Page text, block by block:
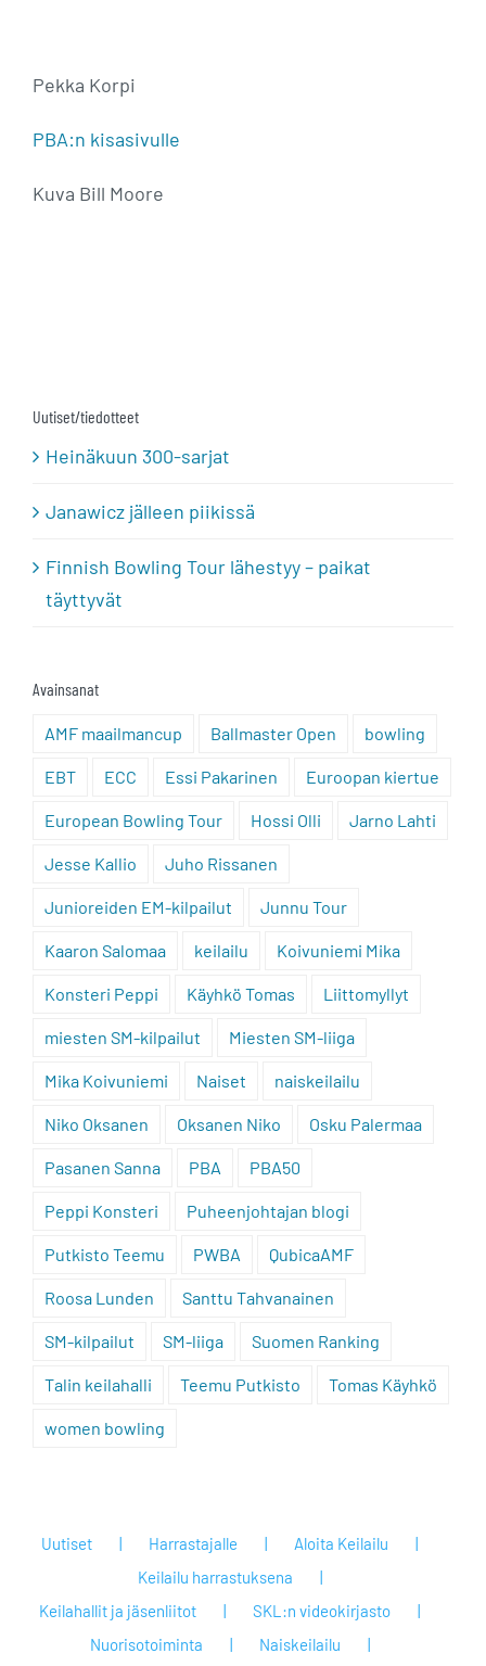
Pekka Korpi
PBA:n kisasivulle
Kuva Bill Moore
Uutiset/tiedotteet
Heinäkuun 300-sarjat
Janawicz jälleen piikissä
Finnish Bowling Tour lähestyy – paikat
täyttyvät
Avainsanat
AMF maailmancup Ballmaster Open bowling
EBT ECC Essi Pakarinen Euroopan kiertue
European Bowling Tour Hossi Olli Jarno Lahti
Jesse Kallio Juho Rissanen
Junioreiden EM-kilpailut Junnu Tour
Kaaron Salomaa keilailu Koivuniemi Mika
Konsteri Peppi Käyhkö Tomas Liittomyllyt
miesten SM-kilpailut Miesten SM-liiga
Mika Koivuniemi Naiset naiskeilailu
Niko Oksanen Oksanen Niko Osku Palermaa
Pasanen Sanna PBA PBA50
Peppi Konsteri Puheenjohtajan blogi
Putkisto Teemu PWBA QubicaAMF
Roosa Lunden Santtu Tahvanainen
SM-kilpailut SM-liiga Suomen Ranking
Talin keilahalli Teemu Putkisto Tomas Käyhkö
women bowling
Uutiset Harrastajalle
Aloita Keilailu
Keilailu harrastuksena
Keilahallit ja jäsenliitot
SKL:n videokirjasto
Nuorisotoiminta
Naiskeilailu